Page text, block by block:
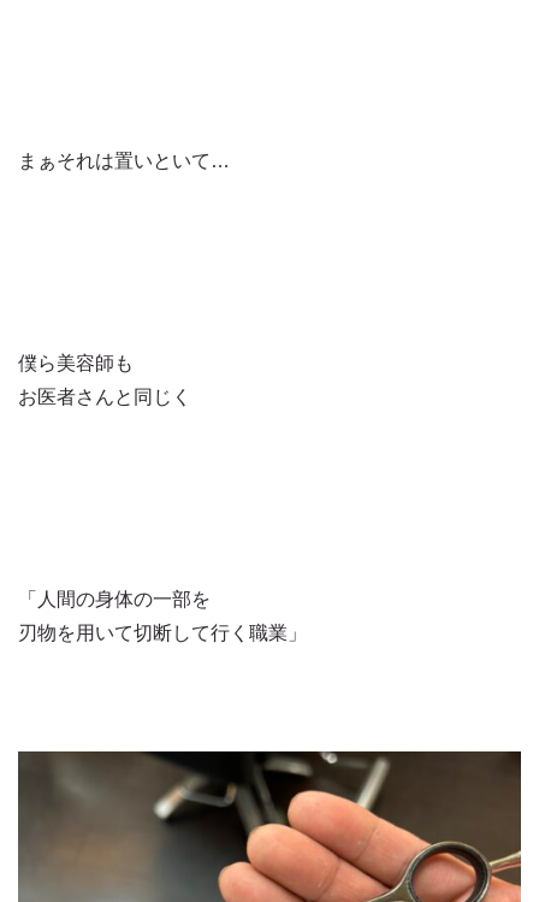
まぁそれは置いといて…
僕ら美容師も
お医者さんと同じく
「人間の身体の一部を
刃物を用いて切断して行く職業」